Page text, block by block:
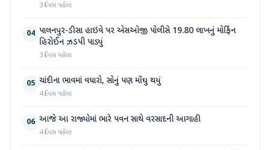
3 દિવસ પહેલા
04 પાલનપુર-ડીસા હાઇવે પર એસઓજી પોલીસે 19.80 લાખનું મોર્ફિન
હિરોઈન ઝડપી પાડ્યું
3 દિવસ પહેલા
05 ચાંદીના ભાવમાં વધારો, સોનું પણ મોંઘુ થયું
4 દિવસ પહેલા
06 આજે આ રાજ્યોમાં ભારે પવન સાથે વરસાદની આગાહી
4 દિવસ પહેલા